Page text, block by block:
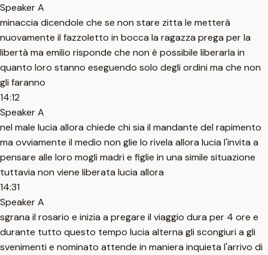
Speaker A
minaccia dicendole che se non stare zitta le metterà
nuovamente il fazzoletto in bocca la ragazza prega per la
libertà ma emilio risponde che non è possibile liberarla in
quanto loro stanno eseguendo solo degli ordini ma che non
gli faranno
14:12
Speaker A
nel male lucia allora chiede chi sia il mandante del rapimento
ma ovviamente il medio non glie lo rivela allora lucia l'invita a
pensare alle loro mogli madri e figlie in una simile situazione
tuttavia non viene liberata lucia allora
14:31
Speaker A
sgrana il rosario e inizia a pregare il viaggio dura per 4 ore e
durante tutto questo tempo lucia alterna gli scongiuri a gli
svenimenti e nominato attende in maniera inquieta l'arrivo di